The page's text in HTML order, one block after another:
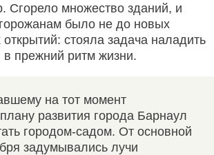
Сгорело множество зданий, и
было не до новых
открытий: стояла задача наладить
в прежний ритм жизни.
на тот момент
развития города Барнаул
городом-садом. От основной
задумывались лучи